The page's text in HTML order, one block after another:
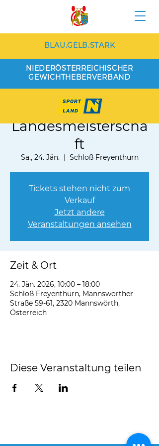
BLAU.GELB.STARK
NIEDERÖSTERREICHISCHER
GEWICHTHEBERVERBAND
ASKÖ NÖ
Landesmeisterscha
ft
Sa., 24. Jän.
  |
Schloß Freyenthurn
Tickets stehen nicht zum
Verkauf
Jetzt andere
Veranstaltungen ansehen
Zeit & Ort
24. Jän. 2026, 10:00 – 18:00
Schloß Freyenthurn, Mannswörther
Straße 59-61, 2320 Mannswörth,
Österreich
Diese Veranstaltung teilen